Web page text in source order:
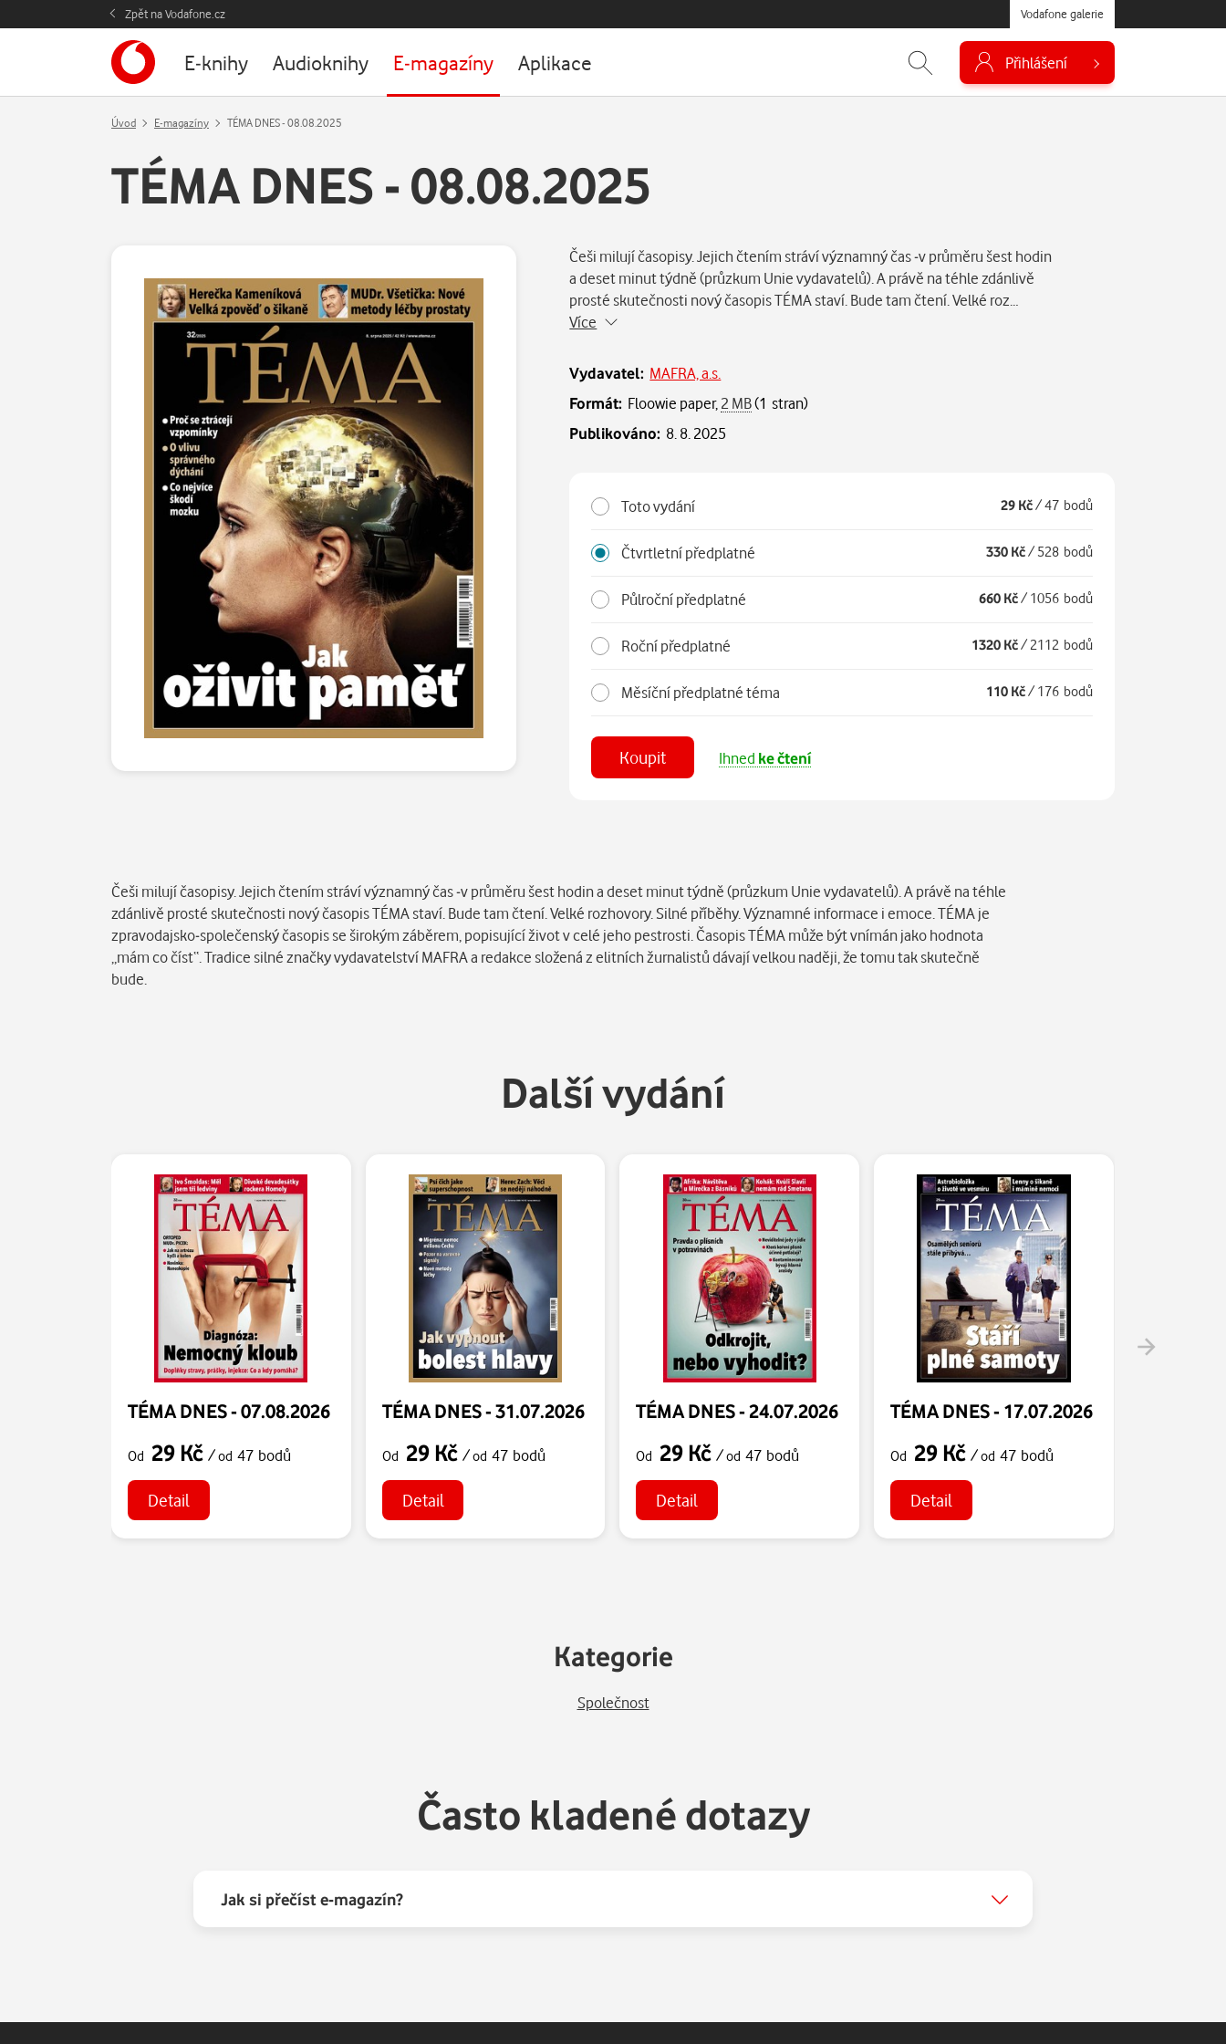
Zpět na Vodafone.cz Vodafone galerie
E-knihy Audioknihy E-magazíny Aplikace Přihlášení
Úvod E-magazíny TÉMA DNES - 08.08.2025
TÉMA DNES - 08.08.2025
Češi milují časopisy. Jejich čtením stráví významný čas -v průměru šest hodin
a deset minut týdně (průzkum Unie vydavatelů). A právě na téhle zdánlivě
prosté skutečnosti nový časopis TÉMA staví. Bude tam čtení. Velké roz…
Více
Vydavatel: MAFRA, a.s.
Formát: Floowie paper, 2 MB(1 stran)
Publikováno: 8. 8. 2025
Toto vydání 29 Kč/47 bodů
Čtvrtletní předplatné 330 Kč/ 528 bodů
Půlroční předplatné 660 Kč/ 1056 bodů
Roční předplatné 1320 Kč/ 2112 bodů
Měsíční předplatné téma 110 Kč/ 176 bodů
Koupit Ihned ke čtení
Češi milují časopisy. Jejich čtením stráví významný čas -v průměru šest hodin a deset minut týdně (průzkum Unie vydavatelů). A právě na téhle
zdánlivě prosté skutečnosti nový časopis TÉMA staví. Bude tam čtení. Velké rozhovory. Silné příběhy. Významné informace i emoce. TÉMA je
zpravodajsko-společenský časopis se širokým záběrem, popisující život v celé jeho pestrosti. Časopis TÉMA může být vnímán jako hodnota
„mám co číst“. Tradice silné značky vydavatelství MAFRA a redakce složená z elitních žurnalistů dávají velkou naději, že tomu tak skutečně
bude.
Další vydání
TÉMA DNES - 07.08.2026
Od 29 Kč /od 47 bodů
Detail
TÉMA DNES - 31.07.2026
Od 29 Kč /od 47 bodů
Detail
TÉMA DNES - 24.07.2026
Od 29 Kč/od 47 bodů
Detail
TÉMA DNES - 17.07.2026
Od 29 Kč/od 47 bodů
Detail
Kategorie
Společnost
Často kladené dotazy
Jak si přečíst e-magazín?